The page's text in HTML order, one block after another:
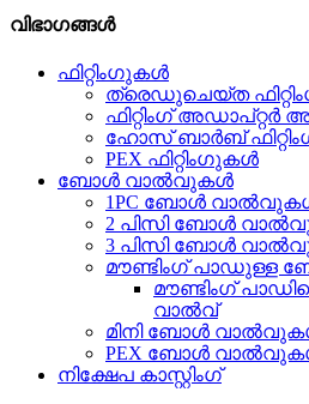
വിഭാഗങ്ങൾ
ഫിറ്റിംഗുകൾ
ത്രെഡുചെയ്‌ത
ഫിറ്റിംഗ്
ഹോസ് ബാർബ്
PEX ഫിറ്റിംഗുകൾ
ബോൾ വാൽവുകൾ
1PC ബോൾ
2 പിസി ബോൾ
3 പിസി ബോൾ
മൗണ്ടിംഗ് പാഡുള്ള
മൗണ്ടിംഗ്
വാൽവ്
മിനി ബോൾ
PEX ബോൾ
നിക്ഷേപ കാസ്റ്റിംഗ്